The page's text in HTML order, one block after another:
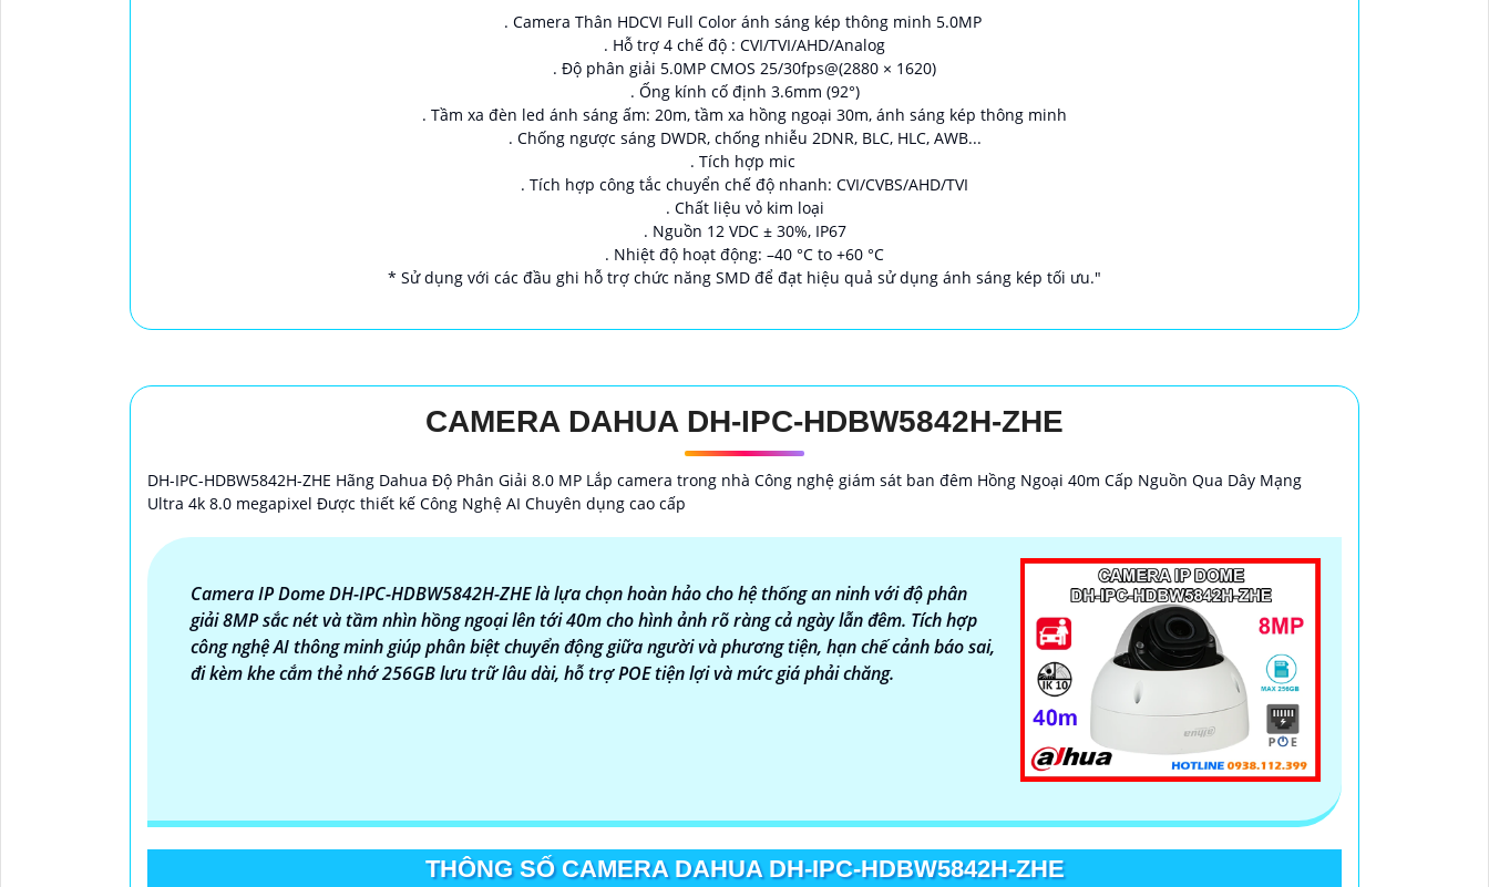
. Camera Thân HDCVI Full Color ánh sáng kép thông minh 5.0MP
. Hỗ trợ 4 chế độ : CVI/TVI/AHD/Analog
. Độ phân giải 5.0MP CMOS 25/30fps@(2880 × 1620)
. Ống kính cố định 3.6mm (92°)
. Tầm xa đèn led ánh sáng ấm: 20m, tầm xa hồng ngoại 30m, ánh sáng kép thông minh
. Chống ngược sáng DWDR, chống nhiễu 2DNR, BLC, HLC, AWB...
. Tích hợp mic
. Tích hợp công tắc chuyển chế độ nhanh: CVI/CVBS/AHD/TVI
. Chất liệu vỏ kim loại
. Nguồn 12 VDC ± 30%, IP67
. Nhiệt độ hoạt động: –40 °C to +60 °C
* Sử dụng với các đầu ghi hỗ trợ chức năng SMD để đạt hiệu quả sử dụng ánh sáng kép tối ưu."
CAMERA DAHUA DH-IPC-HDBW5842H-ZHE
DH-IPC-HDBW5842H-ZHE Hãng Dahua Độ Phân Giải 8.0 MP Lắp camera trong nhà Công nghệ giám sát ban đêm Hồng Ngoại 40m Cấp Nguồn Qua Dây Mạng
Ultra 4k 8.0 megapixel Được thiết kế Công Nghệ AI Chuyên dụng cao cấp
Camera IP Dome DH-IPC-HDBW5842H-ZHE là lựa chọn hoàn hảo cho hệ thống an ninh với độ phân
giải 8MP sắc nét và tầm nhìn hồng ngoại lên tới 40m cho hình ảnh rõ ràng cả ngày lẫn đêm. Tích hợp
công nghệ AI thông minh giúp phân biệt chuyển động giữa người và phương tiện, hạn chế cảnh báo sai,
đi kèm khe cắm thẻ nhớ 256GB lưu trữ lâu dài, hỗ trợ POE tiện lợi và mức giá phải chăng.
THÔNG SỐ CAMERA DAHUA DH-IPC-HDBW5842H-ZHE